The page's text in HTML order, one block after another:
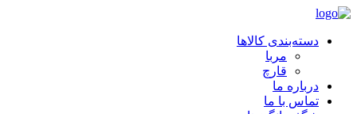
دسته‌بندی کالاها
مربا
قارچ
درباره ما
تماس با ما